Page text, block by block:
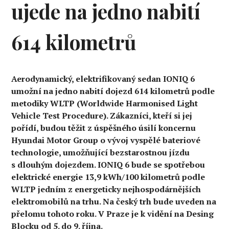
ujede na jedno nabití
614 kilometrů
Aerodynamický, elektrifikovaný sedan IONIQ 6
umožní na jedno nabití dojezd 614 kilometrů podle
metodiky WLTP (Worldwide Harmonised Light
Vehicle Test Procedure). Zákazníci, kteří si jej
pořídí, budou těžit z úspěšného úsilí koncernu
Hyundai Motor Group o vývoj vyspělé bateriové
technologie, umožňující bezstarostnou jízdu
s dlouhým dojezdem. IONIQ 6 bude se spotřebou
elektrické energie 13,9 kWh/100 kilometrů podle
WLTP jedním z energeticky nejhospodárnějších
elektromobilů na trhu. Na český trh bude uveden na
přelomu tohoto roku. V Praze je k vidění na Desing
Blocku od 5. do 9. října.